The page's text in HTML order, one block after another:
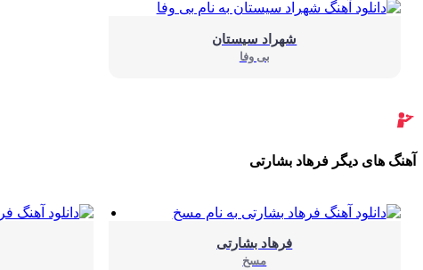
شهراد سیستان
بی وفا
آهنگ های دیگر فرهاد بشارتی
فرهاد بشارتی
مسخ